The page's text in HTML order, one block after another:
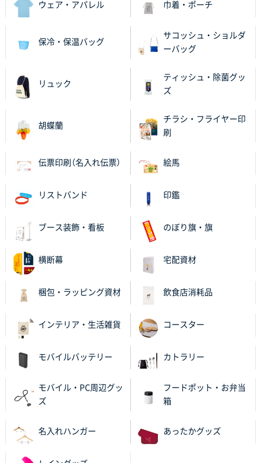
ウェア・アパレル 巾着・ポーチ
保冷・保温バッグ
サコッシュ・ショルダ
ーバッグ
リュック
ティッシュ・除菌グッ
ズ
胡蝶蘭
チラシ・フライヤー印
刷
伝票印刷（名入れ伝票） 絵馬
リストバンド 印鑑
ブース装飾・看板 のぼり旗・旗
横断幕 宅配資材
梱包・ラッピング資材 飲食店消耗品
インテリア・生活雑貨 コースター
モバイルバッテリー カトラリー
モバイル・PC周辺グッ
ズ
フードポット・お弁当
箱
名入れハンガー あったかグッズ